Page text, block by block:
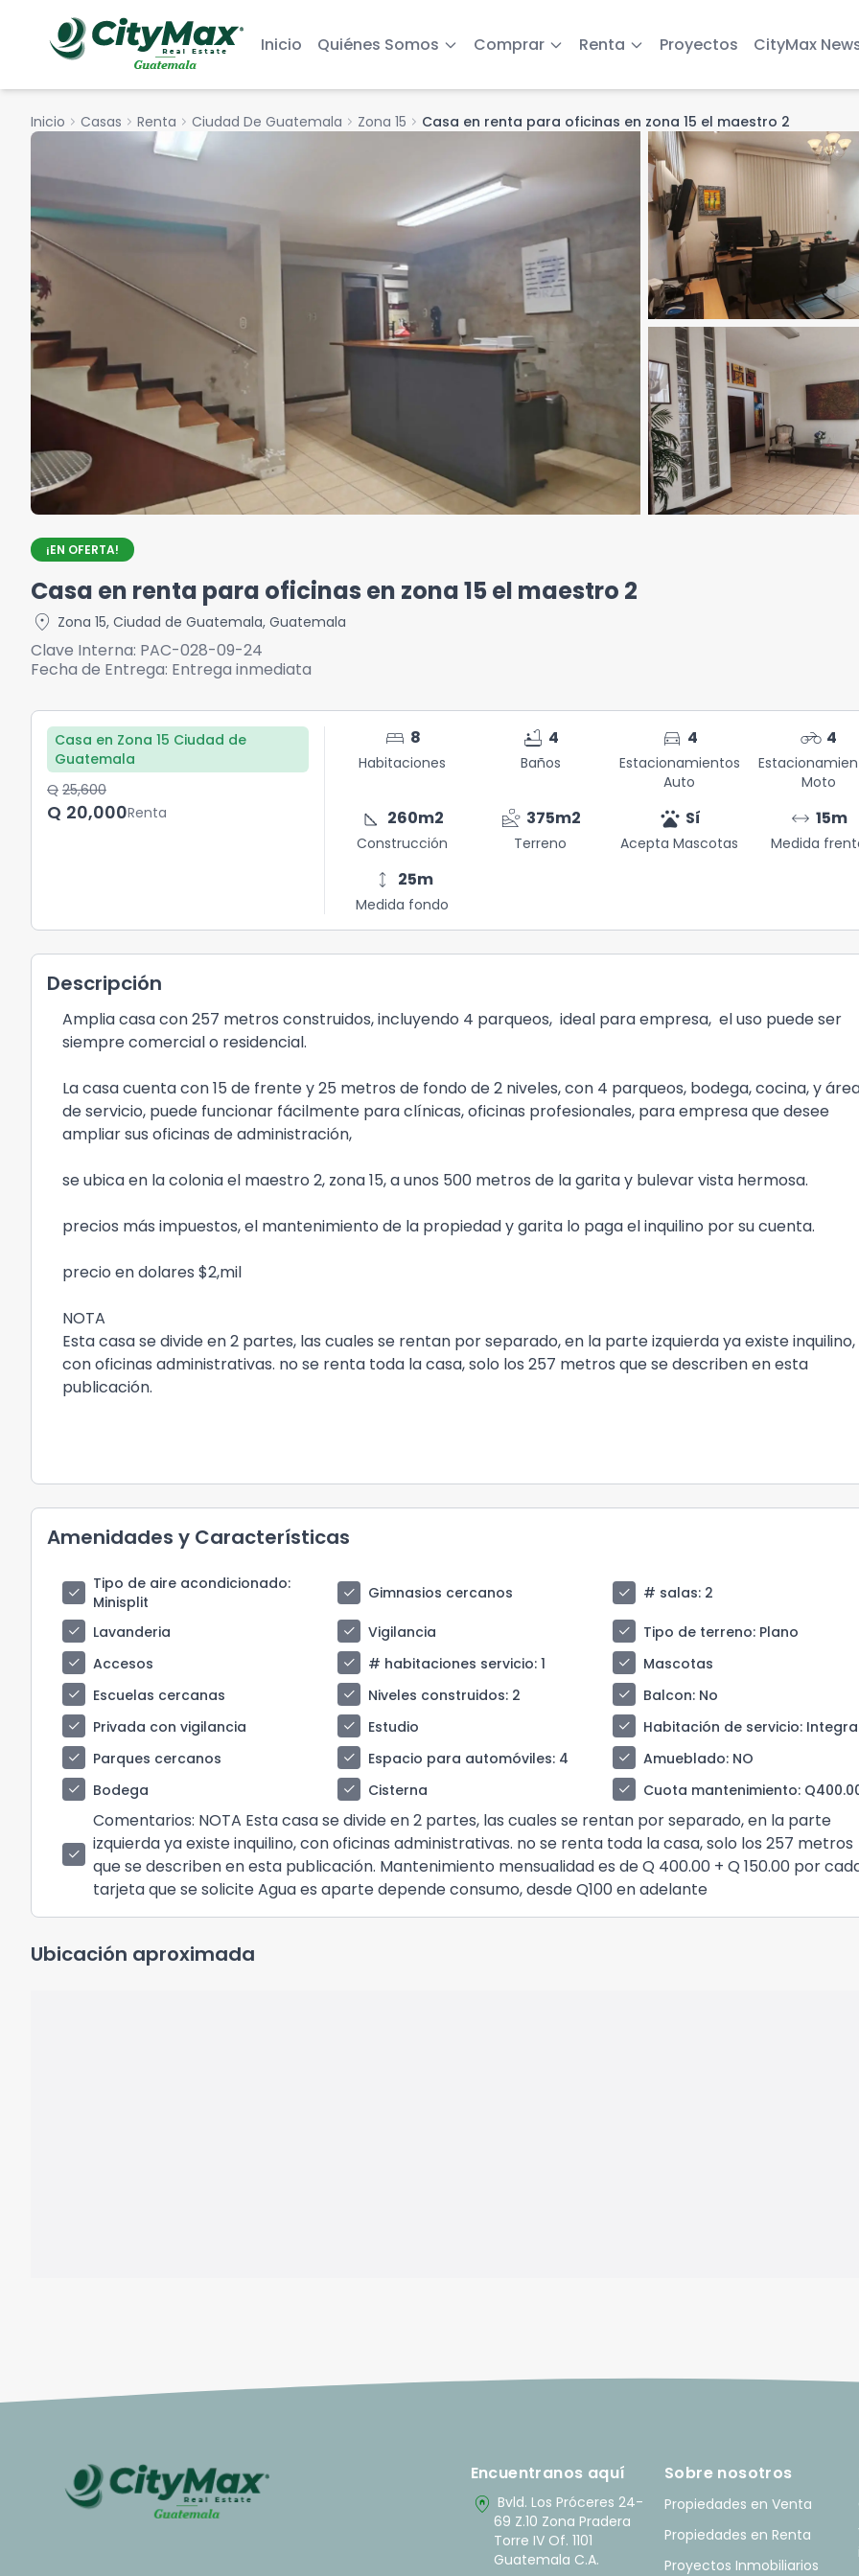
Inicio Quiénes Somos Comprar Renta Proyectos CityMax
Inicio chevron_right Casas chevron_right Renta chevron_right Ciudad De Guatemala chevron_right Zona 15 chevron_right Casa en renta para oficinas en zona 15 el maestro 2
¡EN OFERTA!
Casa en renta para oficinas en zona 15 el maestro 2
location_on Zona 15, Ciudad de Guatemala, Guatemala
Clave Interna: PAC-028-09-24
Fecha de Entrega: Entrega inmediata
Casa en Zona 15 Ciudad de
Guatemala
Q	25,600
Q	20,000Renta
bed 8
Habitaciones
bathtub 4
Baños
directions_car 4
Estacionamientos
Auto
motorcycle 4
Moto
square_foot 260m2
Construcción
landslide 375m2
Terreno
pets Sí
Acepta Mascotas
arrow_range 15m
Medida
height 25m
Medida fondo
Descripción
Amplia casa con 257 metros construidos, incluyendo 4 parqueos, ideal para empresa, el uso puede ser
siempre comercial o residencial.
La casa cuenta con 15 de frente y 25 metros de fondo de 2 niveles, con 4 parqueos, bodega, cocina, y
de servicio, puede funcionar fácilmente para clínicas, oficinas profesionales, para empresa que desee
ampliar sus oficinas de administración,
se ubica en la colonia el maestro 2, zona 15, a unos 500 metros de la garita y bulevar vista hermosa.
precios más impuestos, el mantenimiento de la propiedad y garita lo paga el inquilino por su cuenta.
precio en dolares $2,mil
NOTA
Esta casa se divide en 2 partes, las cuales se rentan por separado, en la parte izquierda ya existe inquilino,
con oficinas administrativas. no se renta toda la casa, solo los 257 metros que se describen en esta
publicación.
Amenidades y Características
check Tipo de aire acondicionado:
Minisplit
check Gimnasios cercanos check # salas: 2
check
Lavanderia check Vigilancia check Tipo de terreno: Plano
check
Accesos check # habitaciones servicio: 1 check
Mascotas
check
Escuelas cercanas check Niveles construidos: 2 check Balcon: No
check
Privada con vigilancia check Estudio check Habitación de servicio:
check
Parques cercanos check Espacio para automóviles: 4 check Amueblado: NO
check
Bodega check Cisterna check Cuota mantenimiento:
check
Comentarios: NOTA Esta casa se divide en 2 partes, las cuales se rentan por separado, en la parte
izquierda ya existe inquilino, con oficinas administrativas. no se renta toda la casa, solo los 257 metros
que se describen en esta publicación. Mantenimiento mensualidad es de Q 400.00 + Q 150.00 por
tarjeta que se solicite Agua es aparte depende consumo, desde Q100 en adelante
Ubicación aproximada
Encuentranos aquí
home_pin Bvld. Los Próceres 24-
69 Z.10 Zona Pradera
Torre IV Of. 1101
Guatemala C.A.
Sobre nosotros
Propiedades en Venta
Propiedades en Renta
Proyectos Inmobiliarios